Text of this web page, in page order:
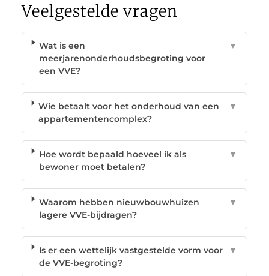
Veelgestelde vragen
Wat is een
meerjarenonderhoudsbegroting voor
een VVE?
▼
Wie betaalt voor het onderhoud van een
appartementencomplex?
▼
Hoe wordt bepaald hoeveel ik als
bewoner moet betalen?
▼
Waarom hebben nieuwbouwhuizen
lagere VVE-bijdragen?
▼
Is er een wettelijk vastgestelde vorm voor
de VVE-begroting?
▼